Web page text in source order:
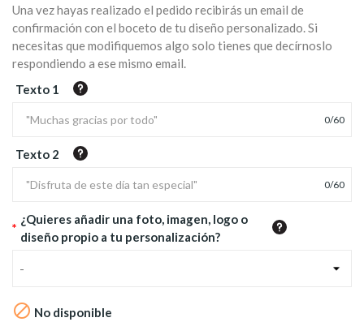
Una vez hayas realizado el pedido recibirás un email de
confirmación con el boceto de tu diseño personalizado. Si
necesitas que modifiquemos algo solo tienes que decírnoslo
respondiendo a ese mismo email.
Texto 1
0/60
Texto 2
0/60
*
¿Quieres añadir una foto, imagen, logo o
diseño propio a tu personalización?
-
 No disponible